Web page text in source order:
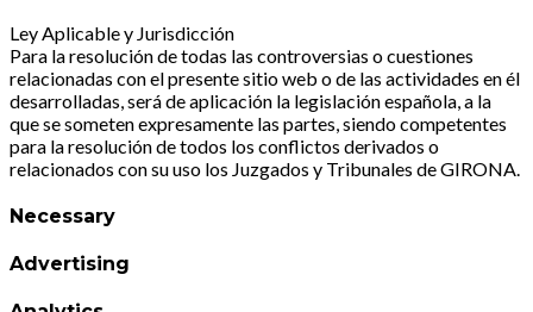
Ley Aplicable y Jurisdicción
Para la resolución de todas las controversias o cuestiones
relacionadas con el presente sitio web o de las actividades en él
desarrolladas, será de aplicación la legislación española, a la
que se someten expresamente las partes, siendo competentes
para la resolución de todos los conflictos derivados o
relacionados con su uso los Juzgados y Tribunales de GIRONA.
Necessary
Advertising